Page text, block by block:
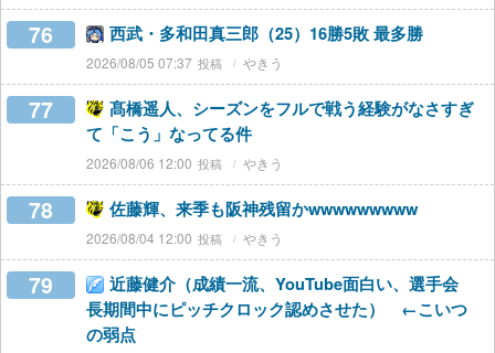
76 西武・多和田真三郎（25）16勝5敗 最多勝
2026/08/05 07:37 やきう
77
髙橋遥人、シーズンをフルで戦う経験がなさすぎ
て「こう」なってる件
2026/08/06 12:00 やきう
78 佐藤輝、来季も阪神残留かwwwwwwwww
2026/08/04 12:00 やきう
79
近藤健介（成績一流、YouTube面白い、選手会
長期間中にピッチクロック認めさせた） ←こいつ
の弱点